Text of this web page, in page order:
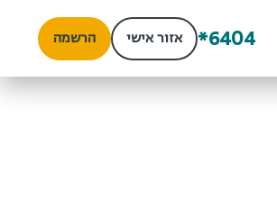
*6404 אזור אישי הרשמה